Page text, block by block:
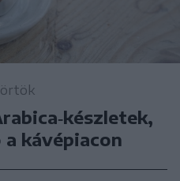
kávépiacon